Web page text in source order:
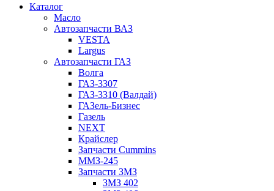
Каталог
Масло
Автозапчасти ВАЗ
VESTA
Largus
Автозапчасти ГАЗ
Волга
ГАЗ-3307
ГАЗ-3310 (Валдай)
ГАЗель-Бизнес
Газель
NEXT
Крайслер
Запчасти Cummins
ММЗ-245
Запчасти ЗМЗ
ЗМЗ 402